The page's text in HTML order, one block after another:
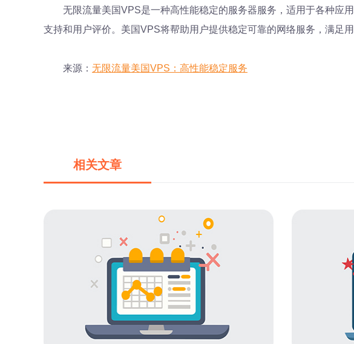
无限流量美国VPS是一种高性能稳定的服务器服务，适用于各种应
支持和用户评价。美国VPS将帮助用户提供稳定可靠的网络服务，满足
来源： 无限流量美国VPS：高性能稳定服务
相关文章